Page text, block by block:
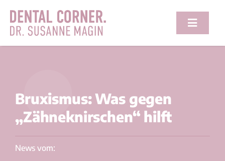
Inhalt
springen
Toggle
Newsroom
Kontakt
Bruxismus: Was gegen
„Zähneknirschen“ hilft
News vom: